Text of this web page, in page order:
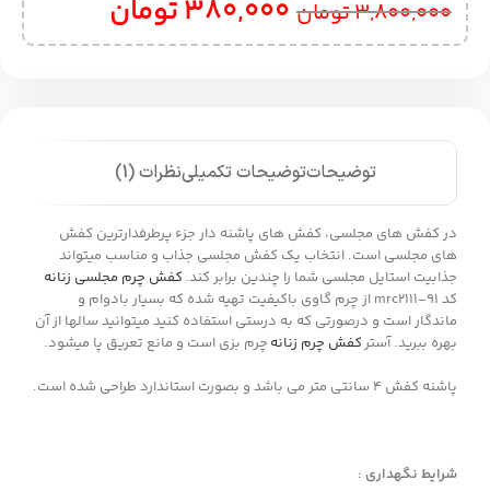
3,800,000تومان 380,000تومان
توضیحاتتوضیحات تکمیلینظرات (1)
در کفش های مجلسی، کفش های پاشنه دار جزء پرطرفدارترین کفش
های مجلسی است. انتخاب یک کفش مجلسی جذاب و مناسب میتواند
جذابیت استایل مجلسی شما را چندین برابر کند. کفش چرم مجلسی زنانه
کد mrc2111-91 از چرم گاوی باکیفیت تهیه شده که بسیار بادوام و
ماندگار است و درصورتی که به درستی استفاده کنید میتوانید سالها از آن
بهره ببرید. آسترکفش چرم زنانه چرم بزی است و مانع تعریق پا میشود.
پاشنه کفش 4 سانتی متر می باشد و بصورت استاندارد طراحی شده است.
شرایط نگهداری :